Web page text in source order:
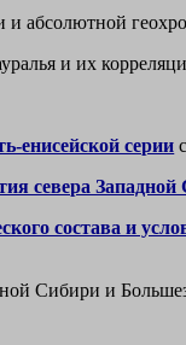
и абсолютной
и их
енисейской серии
севера
состава и
Сибири и